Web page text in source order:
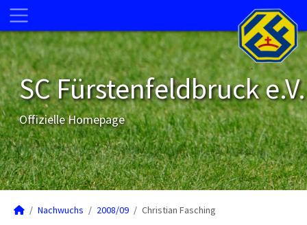
SC Fürstenfeldbruck e.V.
Offizielle Homepage
Nachwuchs 2008/09 Christian Fasching